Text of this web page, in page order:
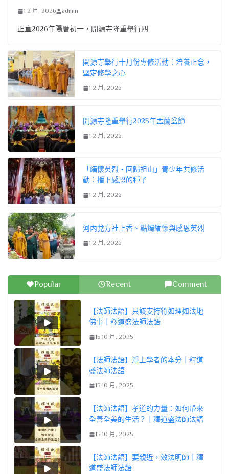
1 2 月, 2026 admin
正直2026年陽曆初一，開源寺隆重舉行四
開源寺舉行十月份專修活動：培養正念，
堅定修學之心
1 2 月, 2026
開源寺隆重舉行2025年盂蘭盆節
1 2 月, 2026
「緬懷英烈・回歸祖山」青少年共修活
動：播下感恩的種子
1 2 月, 2026
河內兌方社上香、點燭緬懷與感恩英烈
1 2 月, 2026
Popular Recent Comment
【法師法語】只該支持符如理如法地
佛事｜釋道盛法師法語
15 10 月, 2025
【法師法語】淨土學者的本分｜釋道
盛法師法語
15 10 月, 2025
【法師法語】孝道的力量：如何帶來
全善全美的生活？｜釋道盛法師法語
15 10 月, 2025
【法師法語】要親近，效法明師｜釋
道盛法師法語